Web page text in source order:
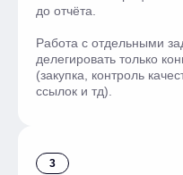
до отчёта.
Работа с отдельными
делегировать только
(закупка, контроль
ссылок и тд).
3